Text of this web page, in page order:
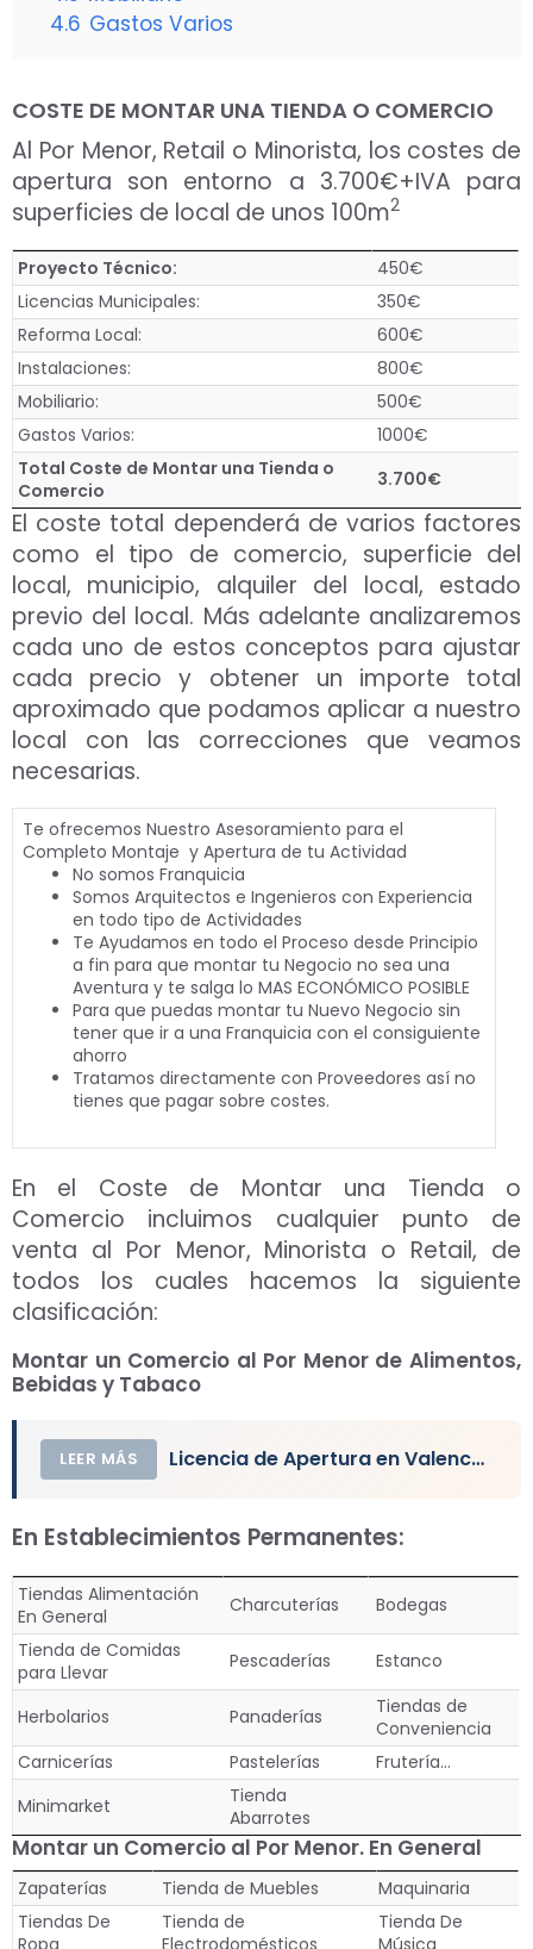
4.6 Gastos Varios
COSTE DE MONTAR UNA TIENDA O COMERCIO
Al Por Menor, Retail o Minorista, los costes de
apertura son entorno a 3.700€+IVA para
superficies de local de unos 100m2
Proyecto Técnico:
450€
Licencias Municipales:
350€
Reforma Local:
600€
Instalaciones:
800€
Mobiliario:
500€
Gastos Varios:
1000€
Total Coste de Montar una Tienda o
Comercio
3.700€
El coste total dependerá de varios factores
como el tipo de comercio, superficie del
local, municipio, alquiler del local, estado
previo del local. Más adelante analizaremos
cada uno de estos conceptos para ajustar
cada precio y obtener un importe total
aproximado que podamos aplicar a nuestro
local con las correcciones que veamos
necesarias.
Te ofrecemos Nuestro Asesoramiento para el
Completo Montaje y Apertura de tu Actividad
No somos Franquicia
Somos Arquitectos e Ingenieros con Experiencia
en todo tipo de Actividades
Te Ayudamos en todo el Proceso desde Principio
a fin para que montar tu Negocio no sea una
Aventura y te salga lo MAS ECONÓMICO POSIBLE
Para que puedas montar tu Nuevo Negocio sin
tener que ir a una Franquicia con el consiguiente
ahorro
Tratamos directamente con Proveedores así no
tienes que pagar sobre costes.
En el Coste de Montar una Tienda o
Comercio incluimos cualquier punto de
venta al Por Menor, Minorista o Retail, de
todos los cuales hacemos la siguiente
clasificación:
Montar un Comercio al Por Menor de Alimentos,
Bebidas y Tabaco
LEER MÁS Licencia de Apertura en Valencia de un Local
En Establecimientos Permanentes:
Tiendas Alimentación
En General
Charcuterías
Bodegas
Tienda de Comidas
para Llevar
Pescaderías Estanco
Herbolarios Panaderías
Tiendas de
Conveniencia
Carnicerías
Pastelerías
Frutería…
Minimarket
Tienda
Abarrotes
Montar un Comercio al Por Menor. En General
Zapaterías Tienda de Muebles
Maquinaria
Tiendas De
Ropa
Tienda de
Electrodomésticos
Tienda De
Música